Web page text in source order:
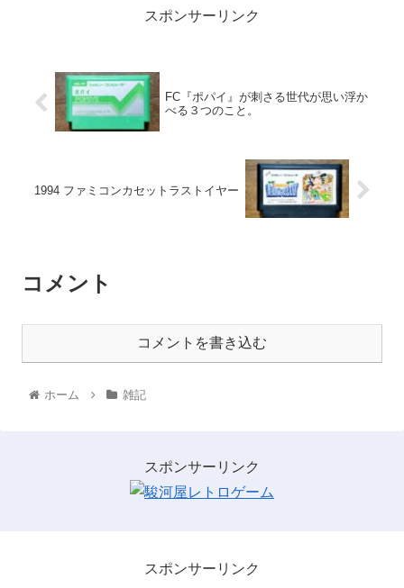
スポンサーリンク
FC『ポパイ』が刺さる世代が思い浮か
べる３つのこと。
1994 ファミコンカセットラストイヤー
コメント
コメントを書き込む
ホーム 雑記
スポンサーリンク
スポンサーリンク